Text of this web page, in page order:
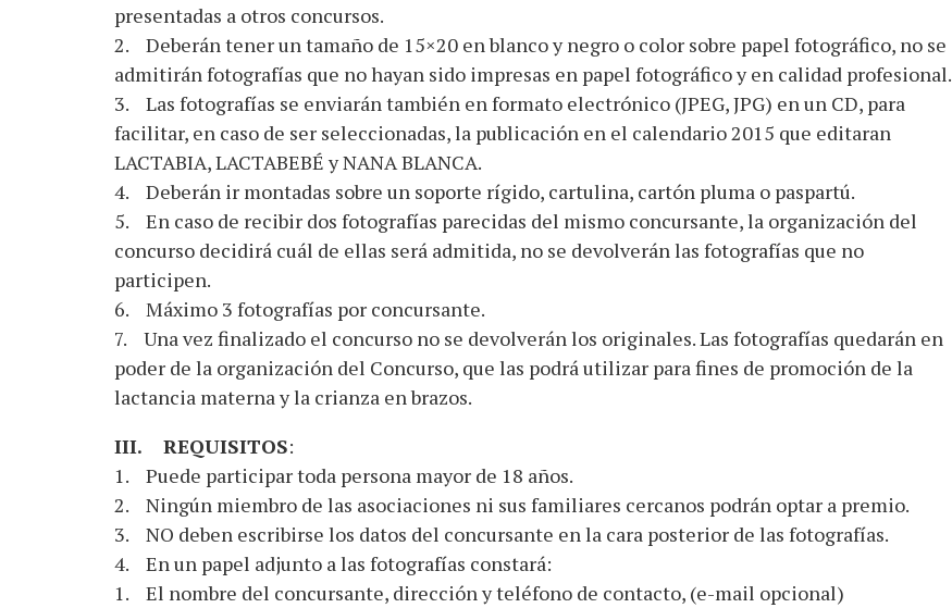
presentadas a otros concursos.
2. Deberán tener un tamaño de 15×20 en blanco y negro o color sobre papel fotográfico, no se
admitirán fotografías que no hayan sido impresas en papel fotográfico y en calidad profesional.
3. Las fotografías se enviarán también en formato electrónico (JPEG, JPG) en un CD, para
facilitar, en caso de ser seleccionadas, la publicación en el calendario 2015 que editaran
LACTABIA, LACTABEBÉ y NANA BLANCA.
4. Deberán ir montadas sobre un soporte rígido, cartulina, cartón pluma o paspartú.
5. En caso de recibir dos fotografías parecidas del mismo concursante, la organización del
concurso decidirá cuál de ellas será admitida, no se devolverán las fotografías que no
participen.
6. Máximo 3 fotografías por concursante.
7. Una vez finalizado el concurso no se devolverán los originales. Las fotografías quedarán en
poder de la organización del Concurso, que las podrá utilizar para fines de promoción de la
lactancia materna y la crianza en brazos.
III. REQUISITOS:
1. Puede participar toda persona mayor de 18 años.
2. Ningún miembro de las asociaciones ni sus familiares cercanos podrán optar a premio.
3. NO deben escribirse los datos del concursante en la cara posterior de las fotografías.
4. En un papel adjunto a las fotografías constará:
1. El nombre del concursante, dirección y teléfono de contacto, (e-mail opcional)